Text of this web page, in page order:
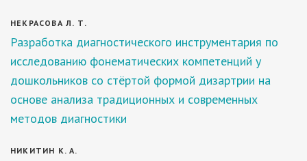
НЕКРАСОВА Л. Т.
Разработка диагностического инструментария по
исследованию фонематических компетенций у
дошкольников со стёртой формой дизартрии на
основе анализа традиционных и современных
методов диагностики
НИКИТИН К. А.